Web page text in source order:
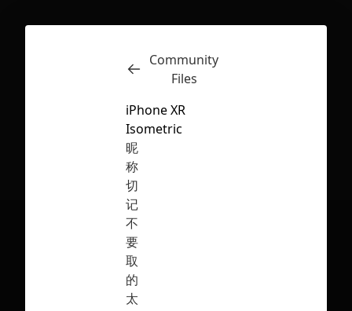
Inspect
Community
Files
iPhone XR
Isometric
昵
称
切
记
不
要
取
的
太